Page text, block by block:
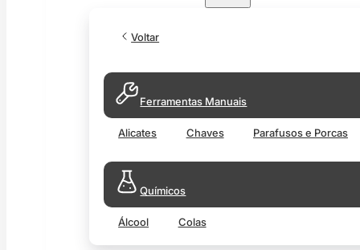
Voltar
Ferramentas Manuais
Alicates Chaves Parafusos e Porcas
Químicos
Álcool Colas